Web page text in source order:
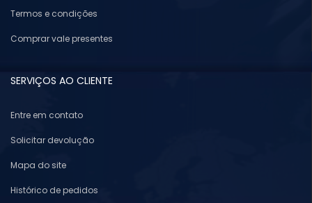
Termos e condições
Comprar vale presentes
SERVIÇOS AO CLIENTE
Entre em contato
Solicitar devolução
Mapa do site
Histórico de pedidos